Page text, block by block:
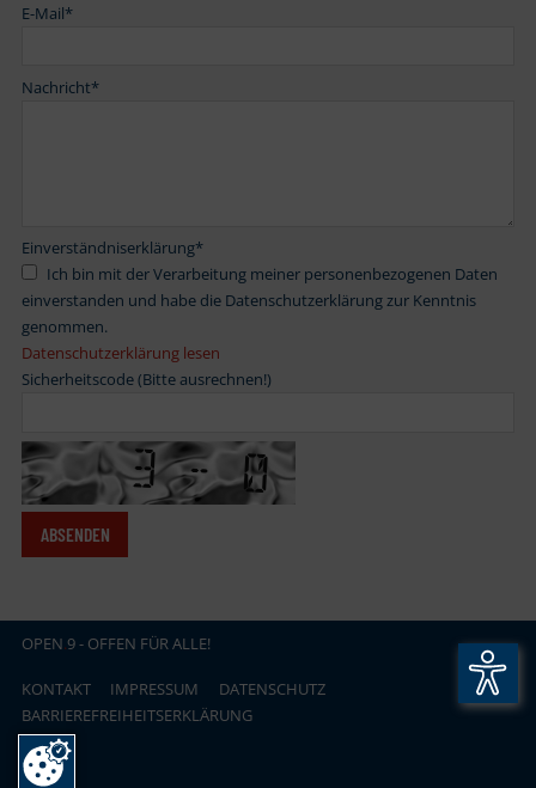
E-Mail*
Nachricht*
Einverständniserklärung*
einverstanden und habe die Datenschutzerklärung zur Kenntnis
genommen.
Datenschutzerklärung lesen
Sicherheitscode (Bitte ausrechnen!)
OPEN.9 - OFFEN FÜR ALLE!
KONTAKT IMPRESSUM
DATENSCHUTZ
BARRIEREFREIHEITSERKLÄRUNG